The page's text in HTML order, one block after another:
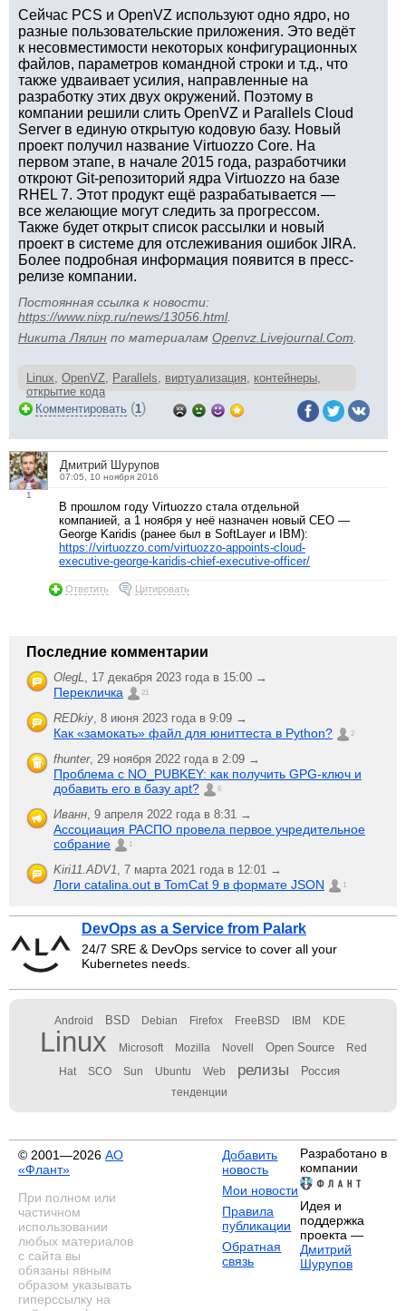
Сейчас PCS и OpenVZ используют одно ядро, но
разные пользовательские приложения. Это ведёт
к несовместимости некоторых конфигурационных
файлов, параметров командной строки и т.д., что
также удваивает усилия, направленные на
разработку этих двух окружений. Поэтому в
компании решили слить OpenVZ и Parallels Cloud
Server в единую открытую кодовую базу. Новый
проект получил название Virtuozzo Core. На
первом этапе, в начале 2015 года, разработчики
откроют Git-репозиторий ядра Virtuozzo на базе
RHEL 7. Этот продукт ещё разрабатывается —
все желающие могут следить за прогрессом.
Также будет открыт список рассылки и новый
проект в системе для отслеживания ошибок JIRA.
Более подробная информация появится в пресс-
релизе компании.
Постоянная ссылка к новости:
https://www.nixp.ru/news/13056.html.
Никита Лялин по материалам Openvz.Livejournal.Com
Linux, OpenVZ, Parallels, виртуализация, контейнеры,
открытие кода
Комментировать (1)
1
Дмитрий Шурупов
07:05, 10 ноября 2016
В прошлом году Virtuozzo стала отдельной
компанией, а 1 ноября у неё назначен новый CEO —
George Karidis (ранее был в SoftLayer и IBM):
https://virtuozzo.com/virtuozzo-appoints-cloud-
executive-george-karidis-chief-executive-officer/
Ответить Цитировать
Последние комментарии
OlegL 17 декабря 2023 года в 15:00 →
Перекличка 21
REDkiy 8 июня 2023 года в 9:09 →
Как «замокать» файл для юниттеста в Python? 2
fhunter, 29 ноября 2022 года в 2:09 →
Проблема с NO_PUBKEY: как получить GPG-ключ и
добавить его в базу apt?
6
Иванн 9 апреля 2022 года в 8:31 →
Ассоциация РАСПО провела первое учредительное
собрание
1
Kiri11.ADV1 7 марта 2021 года в 12:01 →
Логи catalina.out в TomCat 9 в формате JSON 1
DevOps as a Service from Palark
24/7 SRE & DevOps service to cover all your
Kubernetes needs.
Android BSD Debian Firefox FreeBSD IBM KDE
Linux Microsoft Mozilla Novell Open Source Red
Hat SCO Sun Ubuntu Web релизы Россия
тенденции
© 2001—2026 АО
«Флант»
При полном или
частичном
использовании
любых материалов
с сайта вы
обязаны явным
образом указывать
гиперссылку на
Добавить
новость
Мои новости
Правила
публикации
Обратная
связь
Разработано в
компании
Идея и
поддержка
проекта —
Дмитрий
Шурупов